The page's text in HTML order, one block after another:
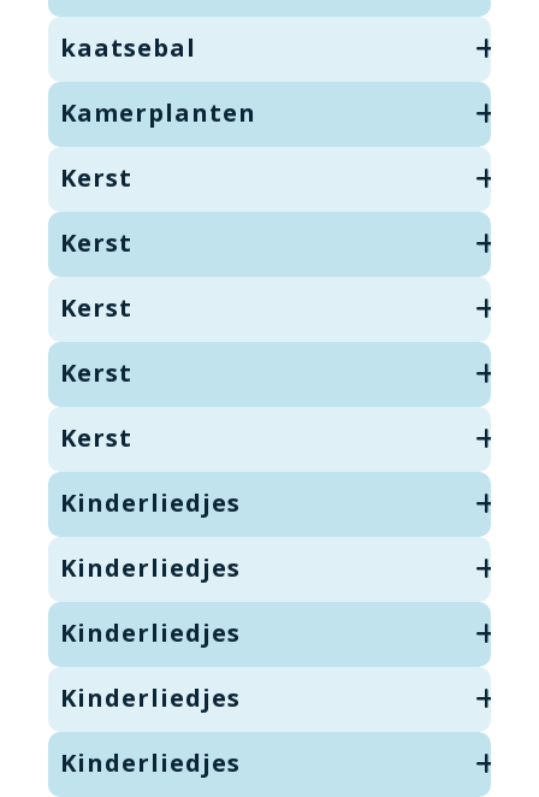
kaatsebal
Kamerplanten
Kerst
Kerst
Kerst
Kerst
Kerst
Kinderliedjes
Kinderliedjes
Kinderliedjes
Kinderliedjes
Kinderliedjes